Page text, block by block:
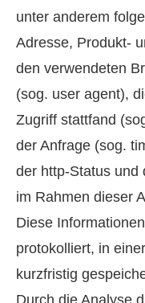
unter anderem
Adresse, Produkt-
den verwendeten
(sog. user agent),
Zugriff stattfand
der Anfrage (sog.
der http-Status und
im Rahmen dieser
Diese
protokolliert, in
kurzfristig
Durch die Analyse